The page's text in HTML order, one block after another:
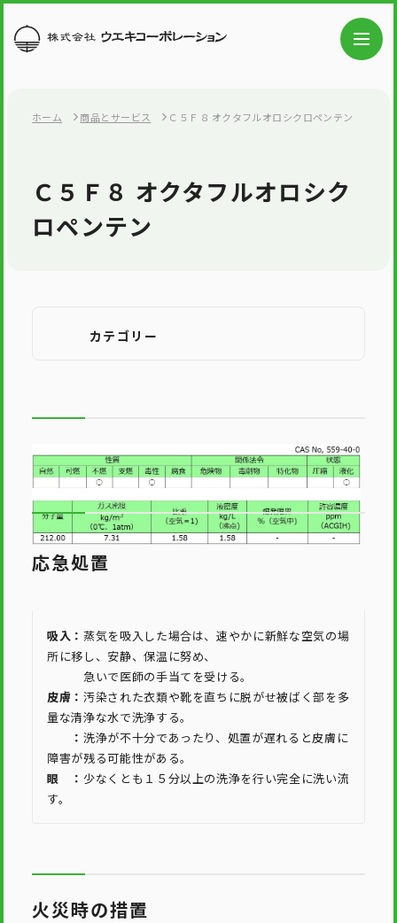
ホーム 商品とサービス Ｃ５Ｆ８ オクタフルオロシクロペンテン
Ｃ５Ｆ８ オクタフルオロシク
ロペンテン
カテゴリー
応急処置
吸入： 蒸気を吸入した場合は、速やかに新鮮な空気の場
所に移し、安静、保温に努め、
急いで医師の手当てを受ける。
皮膚： 汚染された衣類や靴を直ちに脱がせ被ばく部を多
量な清浄な水で洗浄する。
： 洗浄が不十分であったり、処置が遅れると皮膚に
障害が残る可能性がある。
眼 ： 少なくとも１５分以上の洗浄を行い完全に洗い流
す。
火災時の措置